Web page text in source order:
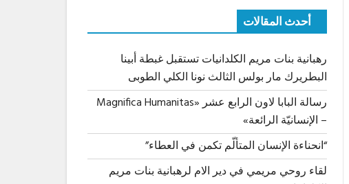
أحدث المقالات
رهبانية بنات مريم الكلدانيات تستقبل غبطة أبينا
البطريرك مار بولس الثالث نونا الكلي الطوبى
رسالة البابا لاون الرابع عشر «Magnifica Humanitas
– الإنسانيّة الرائعة»
“انحناءة الإنسان المتألّم تكمن في العطاء”
لقاء روحي مريمي في دير الام لرهبانية بنات مريم